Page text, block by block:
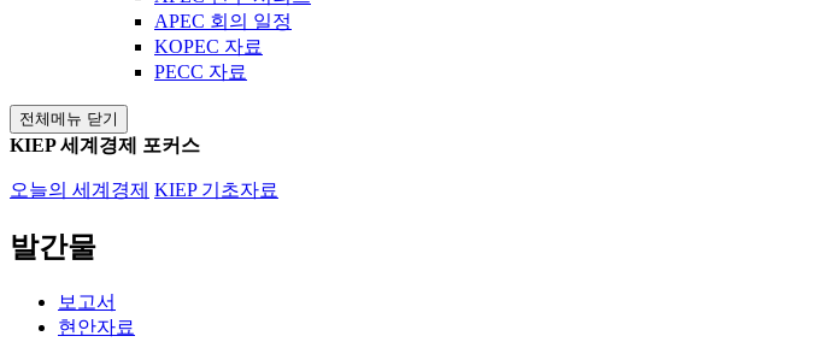
APEC 회의 일정
KOPEC 자료
PECC 자료
전체메뉴 닫기
KIEP 세계경제 포커스
오늘의 세계경제 KIEP 기초자료
발간물
보고서
현안자료